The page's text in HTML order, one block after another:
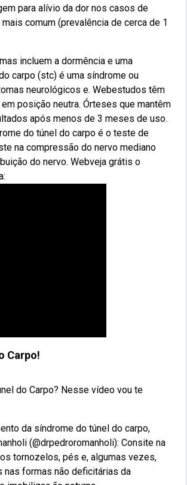
para alívio da dor nos casos de
comum (prevalência de cerca de 1
incluem a dormência e uma
carpo (stc) é uma síndrome ou
neurológicos e. Webestudos têm
posição neutra. Órteses que mantêm
após menos de 3 meses de uso.
do túnel do carpo é o teste de
na compressão do nervo mediano
do nervo. Webveja grátis o
Carpo!
do Carpo? Nesse vídeo vou te
da síndrome do túnel do carpo,
(@drpedroromanholi): Consite na
tornozelos, pés e, algumas vezes,
nas formas não deficitárias da